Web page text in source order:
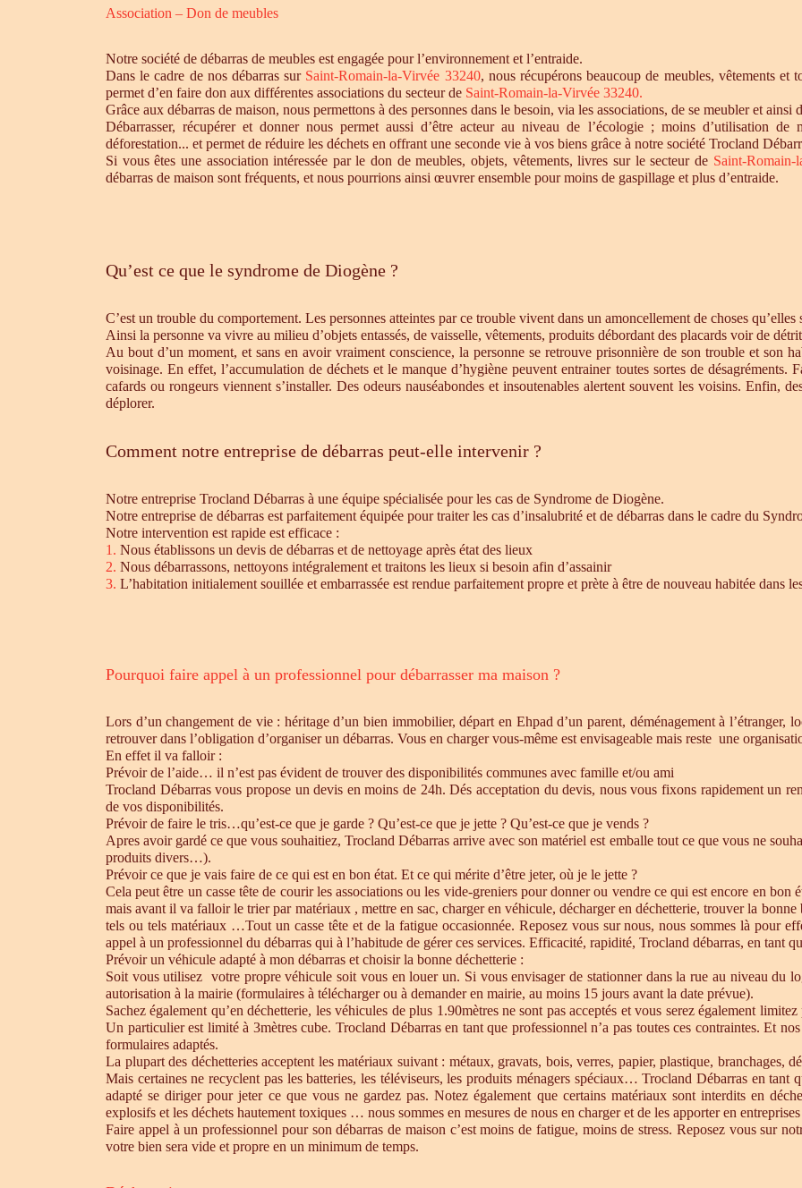
Association – Don de meubles
Notre société de débarras de meubles est engagée pour l’environnement et l’entraide.
Dans le cadre de nos débarras sur Saint-Romain-la-Virvée 33240, nous récupérons beaucoup de meubles, vêtements et
permet d’en faire don aux différentes associations du secteur de Saint-Romain-la-Virvée 33240.
Grâce aux débarras de maison, nous permettons à des personnes dans le besoin, via les associations, de se meubler et
Débarrasser, récupérer et donner nous permet aussi d’être acteur au niveau de l’écologie ; moins d’utilisation
déforestation... et permet de réduire les déchets en offrant une seconde vie à vos biens grâce à notre société Trocland
Si vous êtes une association intéressée par le don de meubles, objets, vêtements, livres sur le secteur de Saint-
débarras de maison sont fréquents, et nous pourrions ainsi œuvrer ensemble pour moins de gaspillage et plus d’entraide.
Qu’est ce que le syndrome de Diogène ?
C’est un trouble du comportement. Les personnes atteintes par ce trouble vivent dans un amoncellement de choses
Ainsi la personne va vivre au milieu d’objets entassés, de vaisselle, vêtements, produits débordant des placards voir de
Au bout d’un moment, et sans en avoir vraiment conscience, la personne se retrouve prisonnière de son trouble et son
voisinage. En effet, l’accumulation de déchets et le manque d’hygiène peuvent entrainer toutes sortes de désagréments.
cafards ou rongeurs viennent s’installer. Des odeurs nauséabondes et insoutenables alertent souvent les voisins. Enfin,
déplorer.
Comment notre entreprise de débarras peut-elle intervenir ?
Notre entreprise Trocland Débarras à une équipe spécialisée pour les cas de Syndrome de Diogène.
Notre entreprise de débarras est parfaitement équipée pour traiter les cas d’insalubrité et de débarras dans le cadre du
Notre intervention est rapide est efficace :
1. Nous établissons un devis de débarras et de nettoyage après état des lieux
2. Nous débarrassons, nettoyons intégralement et traitons les lieux si besoin afin d’assainir
3. L’habitation initialement souillée et embarrassée est rendue parfaitement propre et prète à être de nouveau habitée dans
Pourquoi faire appel à un professionnel pour débarrasser ma maison ?
Lors d’un changement de vie : héritage d’un bien immobilier, départ en Ehpad d’un parent, déménagement à
retrouver dans l’obligation d’organiser un débarras. Vous en charger vous-même est envisageable mais reste une
En effet il va falloir :
Prévoir de l’aide… il n’est pas évident de trouver des disponibilités communes avec famille et/ou ami
Trocland Débarras vous propose un devis en moins de 24h. Dés acceptation du devis, nous vous fixons rapidement un
de vos disponibilités.
Prévoir de faire le tris…qu’est-ce que je garde ? Qu’est-ce que je jette ? Qu’est-ce que je vends ?
Apres avoir gardé ce que vous souhaitiez, Trocland Débarras arrive avec son matériel est emballe tout ce que vous ne
produits divers…).
Prévoir ce que je vais faire de ce qui est en bon état. Et ce qui mérite d’être jeter, où je le jette ?
Cela peut être un casse tête de courir les associations ou les vide-greniers pour donner ou vendre ce qui est encore en bon
mais avant il va falloir le trier par matériaux , mettre en sac, charger en véhicule, décharger en déchetterie, trouver la
tels ou tels matériaux …Tout un casse tête et de la fatigue occasionnée. Reposez vous sur nous, nous sommes là pour
appel à un professionnel du débarras qui à l’habitude de gérer ces services. Efficacité, rapidité, Trocland débarras, en tant
Prévoir un véhicule adapté à mon débarras et choisir la bonne déchetterie :
Soit vous utilisez votre propre véhicule soit vous en louer un. Si vous envisager de stationner dans la rue au niveau du
autorisation à la mairie (formulaires à télécharger ou à demander en mairie, au moins 15 jours avant la date prévue).
Sachez également qu’en déchetterie, les véhicules de plus 1.90mètres ne sont pas acceptés et vous serez également
Un particulier est limité à 3mètres cube. Trocland Débarras en tant que professionnel n’a pas toutes ces contraintes. Et
formulaires adaptés.
La plupart des déchetteries acceptent les matériaux suivant : métaux, gravats, bois, verres, papier, plastique, branchages,
Mais certaines ne recyclent pas les batteries, les téléviseurs, les produits ménagers spéciaux… Trocland Débarras en tant
adapté se diriger pour jeter ce que vous ne gardez pas. Notez également que certains matériaux sont interdits en
explosifs et les déchets hautement toxiques … nous sommes en mesures de nous en charger et de les apporter en
Faire appel à un professionnel pour son débarras de maison c’est moins de fatigue, moins de stress. Reposez vous sur
votre bien sera vide et propre en un minimum de temps.